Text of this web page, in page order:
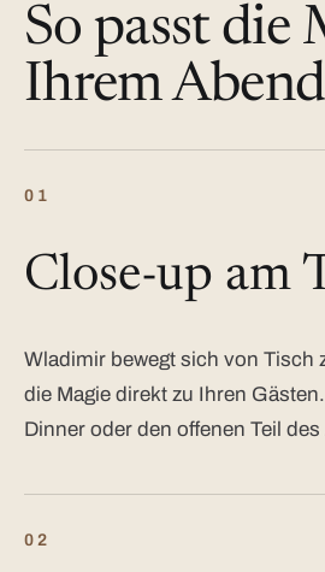
So passt die
Ihrem
01
Close-up am
Wladimir bewegt sich von Tisch
die Magie direkt zu Ihren
Dinner oder den offenen Teil
02